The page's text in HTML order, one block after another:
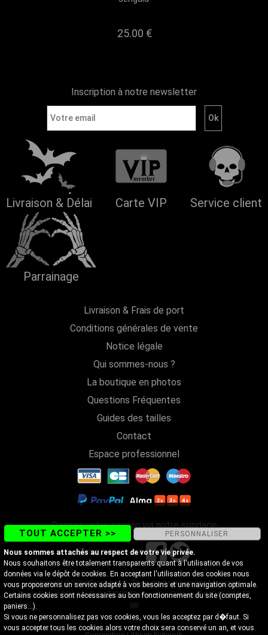
25.00 €
Inscription à notre newsletter
Livraison & Délai Carte VIP Service client
Parrainage
Livraison & Frais de port
Conditions générales de vente
Notice légale
Qui sommes-nous ?
La boutique en photos
Questions Fréquentes
Guides des tailles
Contact
Espace professionnel
Donnez votre opinion via notre sondage
Suivez-nous sur
Copyright@2018 Discobole - Tous droits réservés - Magasin
Discobole 18 Rue Vallon, 74200 Thonon-les-Bains - Tel. 04 50 26 57
88
TOUT ACCEPTER >> PERSONNALISER
Nous sommes attachés au respect de votre vie privée.
Nous souhaitons être totalement transparents quant à l'utilisation de vos
données via le dépôt de cookies. En acceptant l'utilisation des cookies nous
vous proposerons un service adapté à vos besoins et une navigation optimale.
Certains cookies sont nécessaires au bon fonctionnement du site (comptes,
paniers...).
Si vous ne personnalisez pas vos cookies, vous les acceptez par d�faut. Si
vous accepter tous les cookies alors votre choix sera conservé un an, et vous